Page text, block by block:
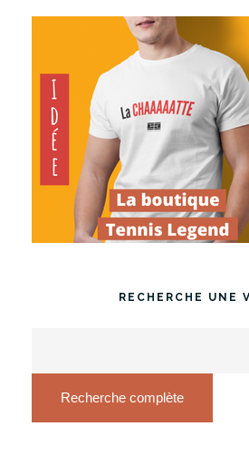
RECHERCHE UNE
Recherche complète